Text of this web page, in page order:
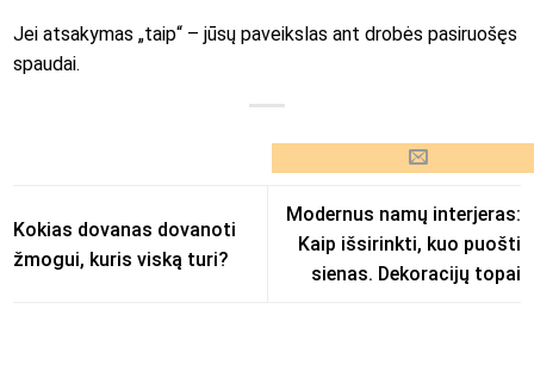
Jei atsakymas „taip“ – jūsų paveikslas ant drobės pasiruošęs
spaudai.
Kokias dovanas dovanoti
žmogui, kuris viską turi?
Modernus namų interjeras:
Kaip išsirinkti, kuo puošti
sienas. Dekoracijų topai